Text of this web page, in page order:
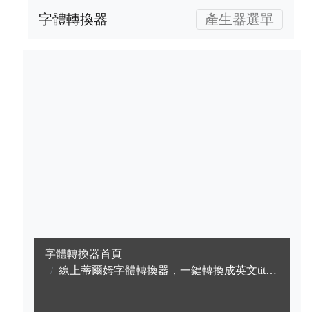
字體轉換器 產生器選單
字體轉換器首頁
線上蒂爾姆字體轉換器，一鍵轉換成英文titillium字體